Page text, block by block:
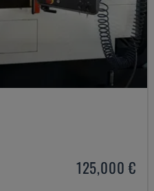
125,000 €